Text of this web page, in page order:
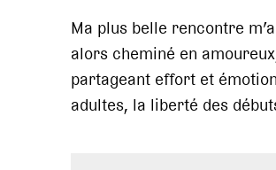
Ma plus belle rencontre
alors cheminé en
partageant effort et
adultes, la liberté des